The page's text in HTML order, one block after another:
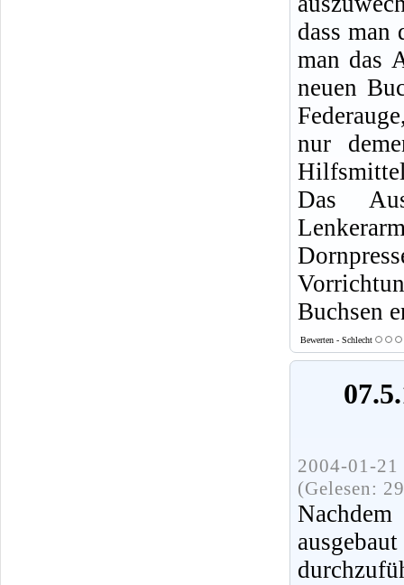
dass man
man das
neuen
nur
Das
Buchsen
Bewerten - Schlecht
2004-01-
(Gelesen: